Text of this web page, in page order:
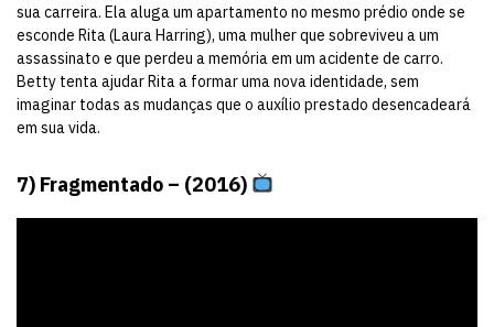
sua carreira. Ela aluga um apartamento no mesmo prédio onde se
esconde Rita (Laura Harring), uma mulher que sobreviveu a um
assassinato e que perdeu a memória em um acidente de carro.
Betty tenta ajudar Rita a formar uma nova identidade, sem
imaginar todas as mudanças que o auxílio prestado desencadeará
em sua vida.
7) Fragmentado – (2016)